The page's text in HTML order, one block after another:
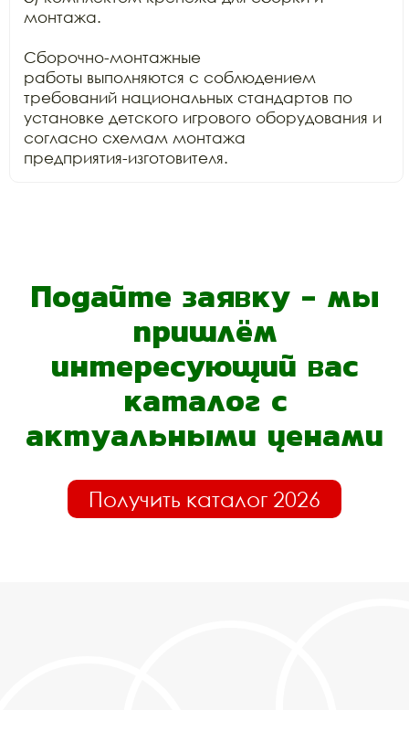
монтажа.
Сборочно-монтажные
работы выполняются с соблюдением
требований национальных стандартов по
установке детского игрового оборудования и
согласно схемам монтажа
предприятия-изготовителя.
Подайте заявку - мы
пришлём
интересующий вас
каталог с
актуальными ценами
Получить каталог 2026